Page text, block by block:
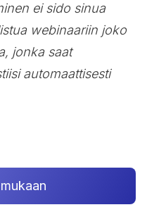
ei sido sinua
webinaariin joko
jonka saat
automaattisesti